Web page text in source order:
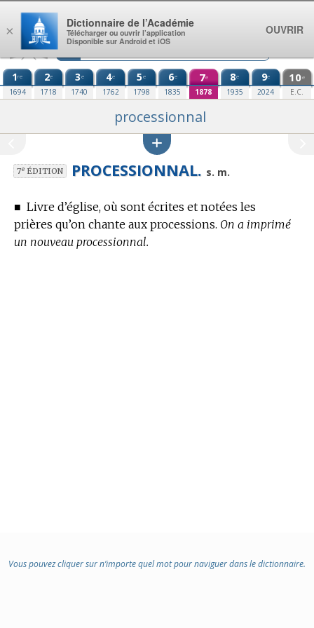
Aller au contenu
1re
1694
2e
1718
3e
1740
4e
1762
5e
1798
6e
1835
7e
1878
8e
1935
9e
2024
10e
E.C.
processionnal
7eÉDITION PROCESSIONNAL. s. m.
■ Livre d’église, où sont écrites et notées les
prières qu’on chante aux processions. On a imprimé
un nouveau processionnal.
Vous pouvez cliquer sur n’importe quel mot pour naviguer dans le dictionnaire.
×
Dictionnaire de l’Académie
Télécharger ou ouvrir l’application
Disponible sur Android et iOS
OUVRIR